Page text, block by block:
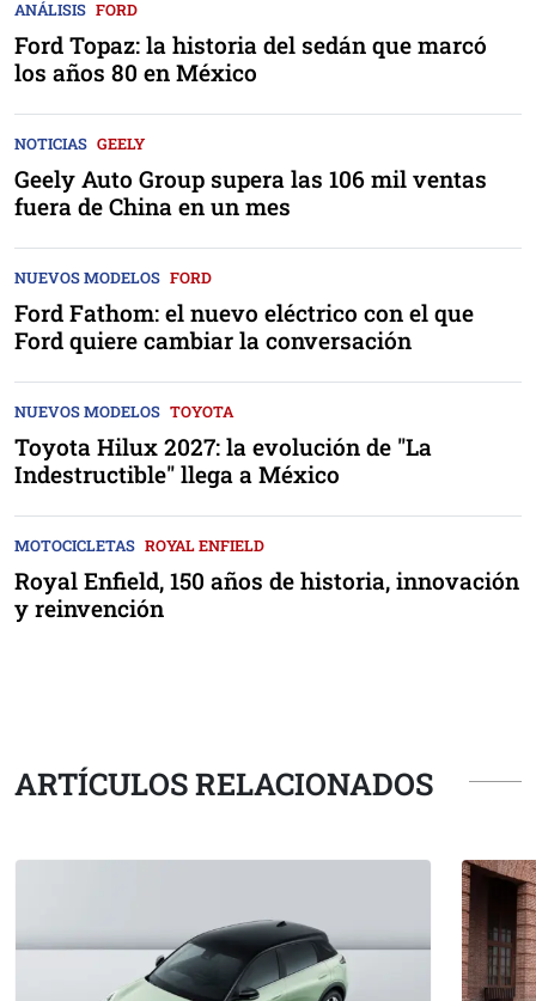
ANÁLISIS FORD
Ford Topaz: la historia del sedán que marcó
los años 80 en México
NOTICIAS GEELY
Geely Auto Group supera las 106 mil ventas
fuera de China en un mes
NUEVOS MODELOS FORD
Ford Fathom: el nuevo eléctrico con el que
Ford quiere cambiar la conversación
NUEVOS MODELOS TOYOTA
Toyota Hilux 2027: la evolución de "La
Indestructible" llega a México
MOTOCICLETAS ROYAL ENFIELD
Royal Enfield, 150 años de historia, innovación
y reinvención
ARTÍCULOS RELACIONADOS